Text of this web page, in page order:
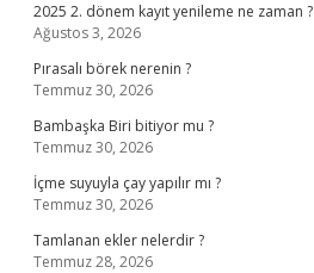
2025 2. dönem kayıt yenileme ne zaman ?
Ağustos 3, 2026
Pırasalı börek nerenin ?
Temmuz 30, 2026
Bambaşka Biri bitiyor mu ?
Temmuz 30, 2026
İçme suyuyla çay yapılır mı ?
Temmuz 30, 2026
Tamlanan ekler nelerdir ?
Temmuz 28, 2026